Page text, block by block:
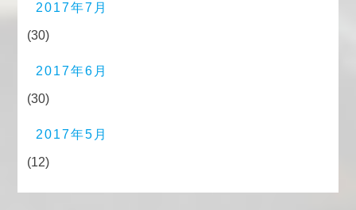
2017年7月
(30)
2017年6月
(30)
2017年5月
(12)